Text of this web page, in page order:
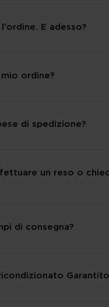
E adesso?
ordine?
di spedizione?
un reso o
di consegna?